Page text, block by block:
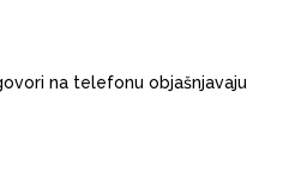
na telefonu objašnjavaju